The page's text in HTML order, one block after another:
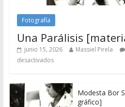
Fotografía
Una Parálisis
junio 15, 2026 Massiel Pirela
desactivados
Modesta Bor
gráfico]